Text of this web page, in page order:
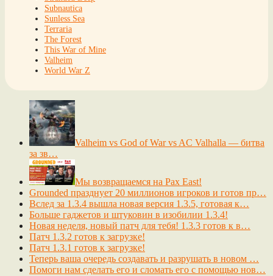
Subnautica
Sunless Sea
Terraria
The Forest
This War of Mine
Valheim
World War Z
Valheim vs God of War vs AC Valhalla — битва
за зв…
Мы возвращаемся на Pax East!
Grounded празднует 20 миллионов игроков и готов пр…
Вслед за 1.3.4 вышла новая версия 1.3.5, готовая к…
Больше гаджетов и штуковин в изобилии 1.3.4!
Новая неделя, новый патч для тебя! 1.3.3 готов к в…
Патч 1.3.2 готов к загрузке!
Патч 1.3.1 готов к загрузке!
Теперь ваша очередь создавать и разрушать в новом …
Помоги нам сделать его и сломать его с помощью нов…